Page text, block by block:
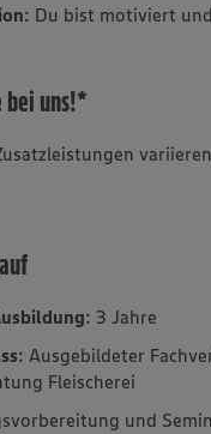
: Du bist motiviert
bei uns!*
: 3 Jahre
: Ausgebildeter
Fleischerei
und